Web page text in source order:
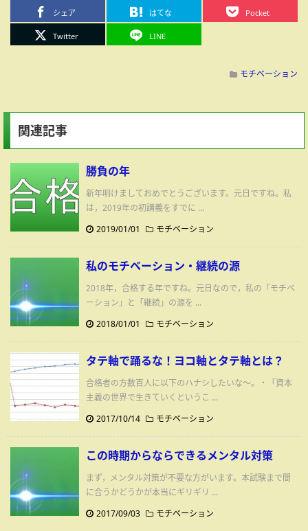
シェア はてな Pocket
Twitter LINE
モチベーション
関連記事
勝負の年
新年明けましておめでとうございます。元日ですね。私
は，2019年の初講義をすでに ...
2019/01/01
モチベーション
私のモチベーション・継続の源
2018年，合格する年ですね。元日なので，私の「モチベ
ーション」と「継続」の源を ...
2018/01/01
モチベーション
タテ軸で踊るな！ヨコ軸とタテ軸とは？
合格者の方数百人に以下のハナシしたいな～。・「資本
主義の世界で生きていくというこ ...
2017/10/14
モチベーション
この時期からならできるメンタル対策
まず，メンタル対策が不要な方がいます。本試験まで間
に合うかどうかが本当にギリギリ ...
2017/09/03
モチベーション